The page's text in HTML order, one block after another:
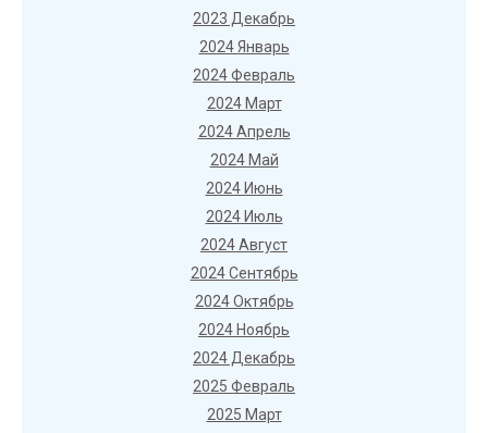
2023 Декабрь
2024 Январь
2024 Февраль
2024 Март
2024 Апрель
2024 Май
2024 Июнь
2024 Июль
2024 Август
2024 Сентябрь
2024 Октябрь
2024 Ноябрь
2024 Декабрь
2025 Февраль
2025 Март